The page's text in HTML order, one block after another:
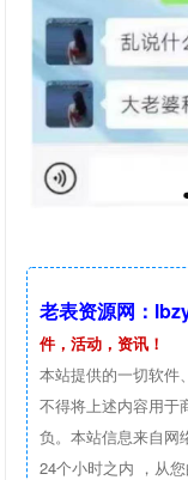
老表资源网：
件，活动，资讯！
本站提供的一切软件
不得将上述内容用于
负。本站信息来自网
24个小时之内 ，从